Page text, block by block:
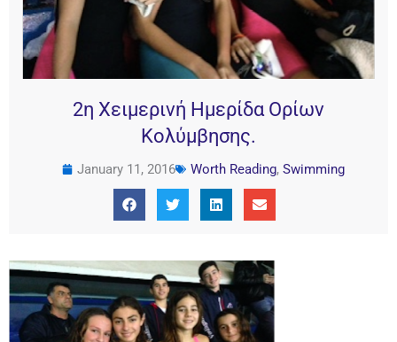
2η Χειμερινή Ημερίδα Ορίων
Koλύμβησης.
January 11, 2016 Worth Reading, Swimming